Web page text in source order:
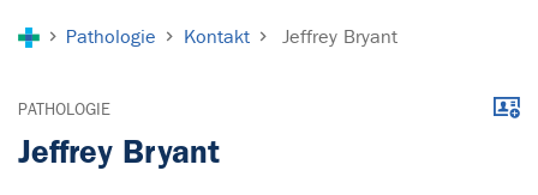
Pathologie Kontakt Jeffrey Bryant
PATHOLOGIE
Jeffrey Bryant